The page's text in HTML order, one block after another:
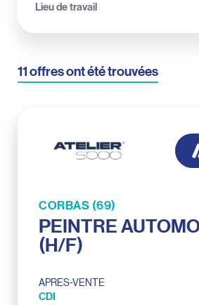
Lieu de travail
11 offres ont été trouvées
CORBAS (69)
PEINTRE
(H/F)
APRES-VENTE
CDI